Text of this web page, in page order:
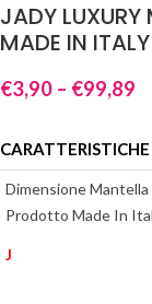
JADY
MADE IN ITALY
€3,90 – €99,89
Dimensione Mantella
Prodotto Made In
J